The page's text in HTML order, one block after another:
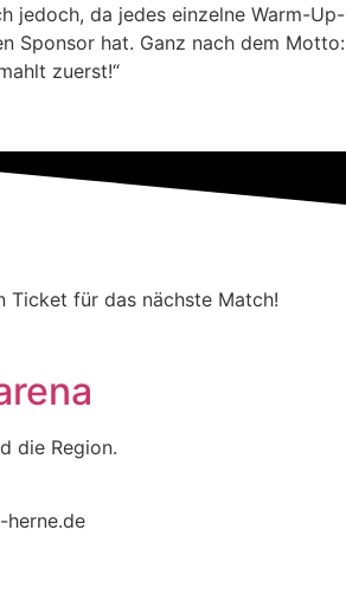
jedoch, da jedes einzelne Warm-Up-
Sponsor hat. Ganz nach dem Motto:
zuerst!“
Ticket für das nächste Match!
die Region.
herne.de